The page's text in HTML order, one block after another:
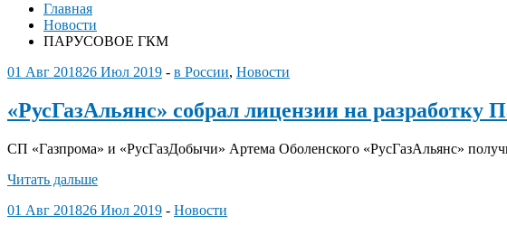
Главная
Новости
ПАРУСОВОЕ ГКМ
01 Авг 201826 Июл 2019 - в России, Новости
«РусГазАльянс» собрал лицензии на разработку
СП «Газпрома» и «РусГазДобычи» Артема Оболенского «РусГазАльянс»
Читать дальше
01 Авг 201826 Июл 2019 - Новости